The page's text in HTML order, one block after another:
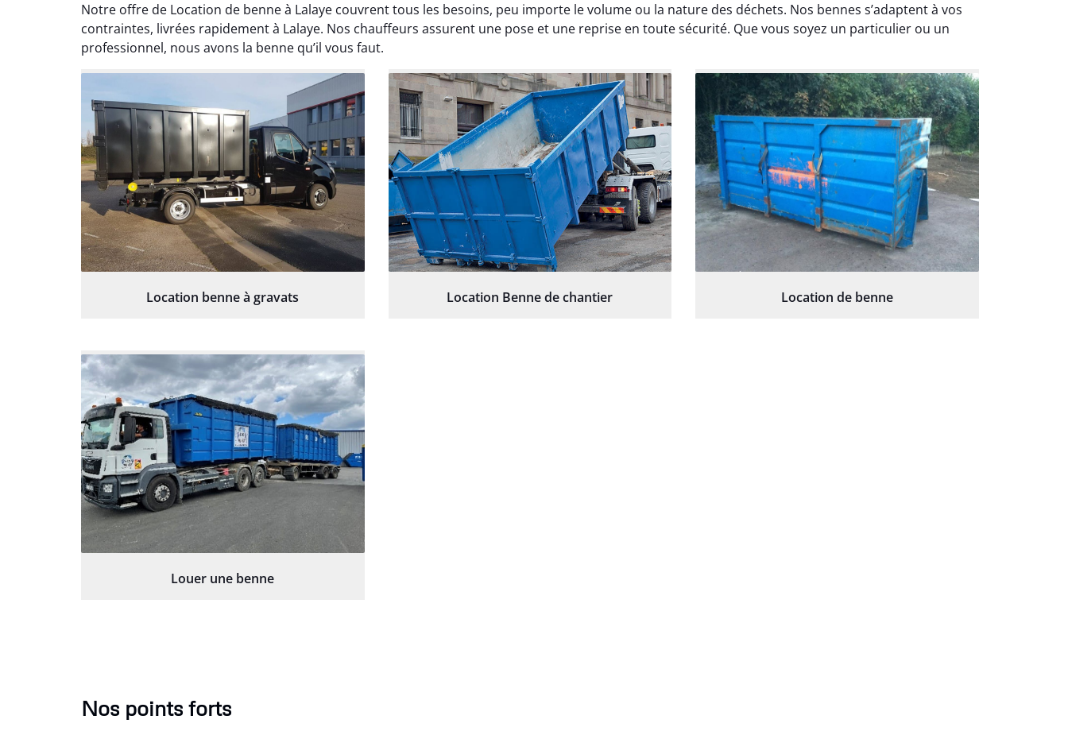
Notre offre de Location de benne à Lalaye couvrent tous les besoins, peu importe le volume ou la nature des déchets. Nos bennes s’adaptent à vos
contraintes, livrées rapidement à Lalaye. Nos chauffeurs assurent une pose et une reprise en toute sécurité. Que vous soyez un particulier ou un
professionnel, nous avons la benne qu’il vous faut.
Location benne à gravats Location Benne de chantier Location de benne
Louer une benne
Nos points forts